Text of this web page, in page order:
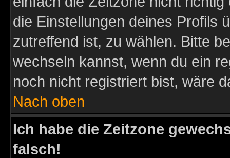
die Einstellungen deines Profils
zutreffend ist, zu wählen. Bitte
wechseln kannst, wenn du ein
noch nicht registriert bist, wäre
Nach oben
Ich habe die Zeitzone
falsch!